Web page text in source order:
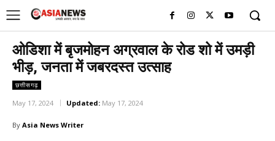
ओडिशा में बृजमोहन अग्रवाल के रोड शो में उमड़ी
भीड़, जनता में जबरदस्त उत्साह
छत्तीसगढ़
May 17, 2024 Updated: May 17, 2024
By Asia News Writer